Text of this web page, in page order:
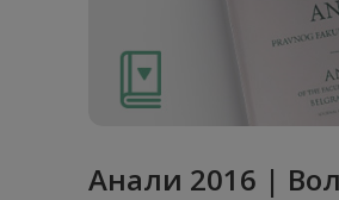
Анали 2016 |